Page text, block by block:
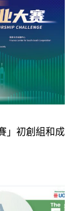
」初創組和成